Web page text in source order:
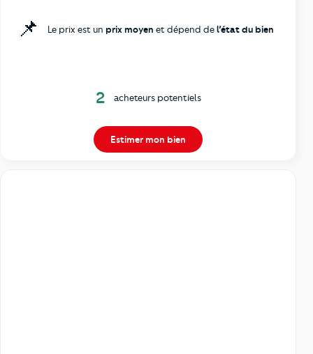
📌 Le prix est un prix moyen et dépend del’état du bien
2 acheteurs potentiels
Estimer mon bien